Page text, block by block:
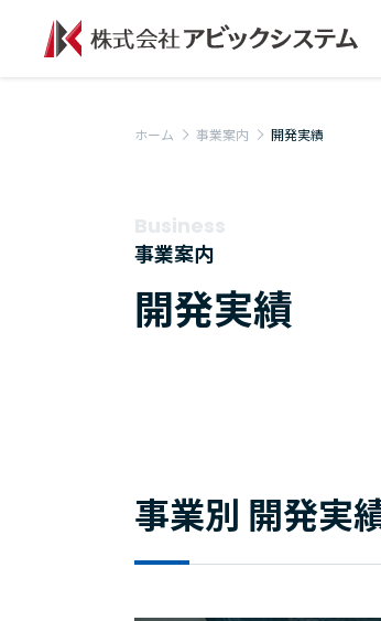
ホーム 事業案内 開発実績
Business
事業案内
開発実績
事業別 開発実